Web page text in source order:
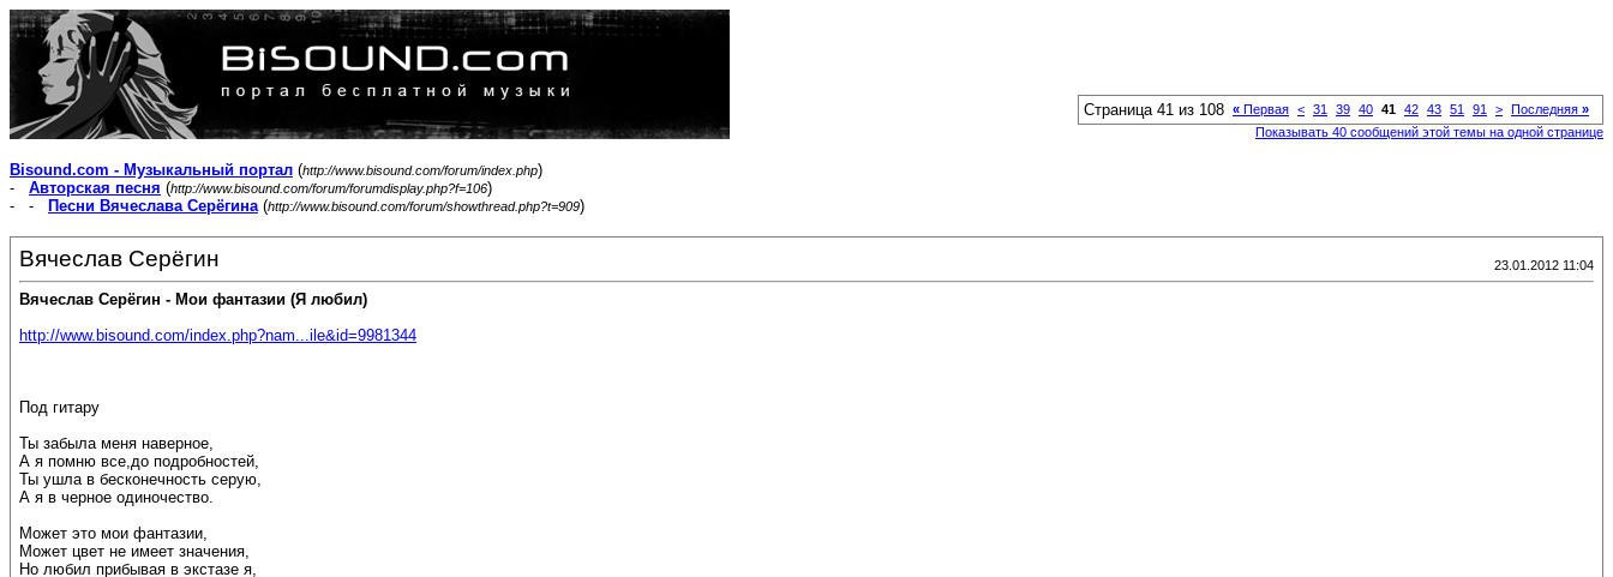
Страница 41 из 108 « Первая < 31 39 40 41 42 43 51 91 > Последняя »
Показывать 40 сообщений этой темы на одной странице
Bisound.com - Музыкальный портал (http://www.bisound.com/forum/index.php)
- Авторская песня (http://www.bisound.com/forum/forumdisplay.php?f=106)
- -
Песни Вячеслава Серёгина(http://www.bisound.com/forum/showthread.php?t=909)
Вячеслав Серёгин 23.01.2012 11:04
Вячеслав Серёгин - Мои фантазии (Я любил)
http://www.bisound.com/index.php?nam...ile&id=9981344
Под гитару
Ты забыла меня наверное,
А я помню все,до подробностей,
Ты ушла в бесконечность серую,
А я в черное одиночество.
Может это мои фантазии,
Может цвет не имеет значения,
Но любил прибывая в экстазе я,